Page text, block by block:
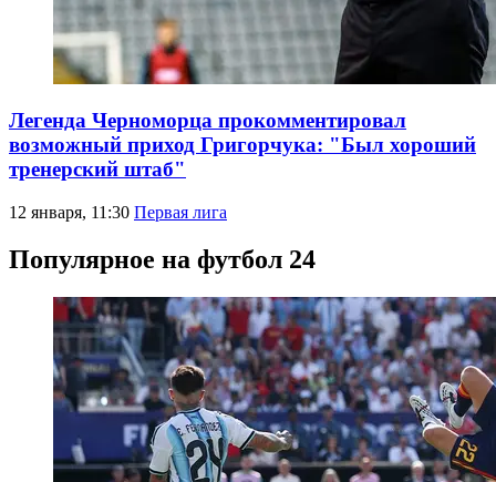
Легенда Черноморца прокомментировал
возможный приход Григорчука: "Был хороший
тренерский штаб"
12 января, 11:30 Первая лига
Популярное на футбол 24